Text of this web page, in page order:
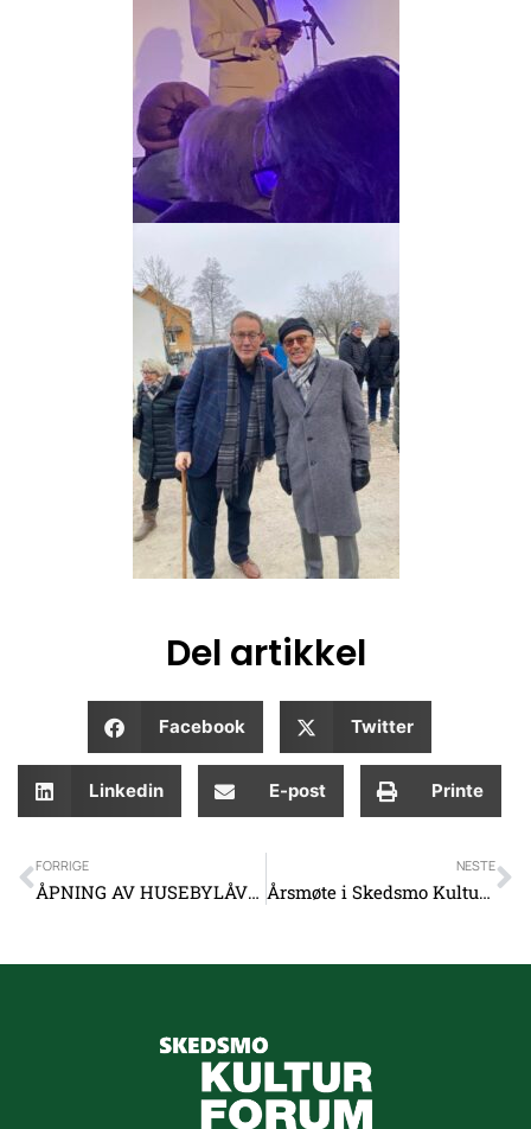
Del artikkel
Facebook Twitter
Linkedin E-post Printe
Prev
FORRIGE
ÅPNING AV HUSEBYLÅVEN – LØRDAG 18.NOVEMBER
NESTE
Årsmøte i Skedsmo Kulturforum